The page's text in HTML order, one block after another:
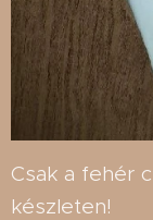
Csak a fehér
készleten!